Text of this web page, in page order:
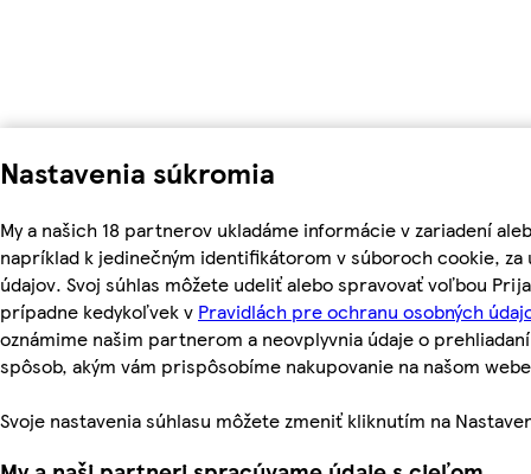
Nastavenia súkromia
My a našich 18 partnerov ukladáme informácie v zariadení
napríklad k jedinečným identifikátorom v súboroch cookie,
údajov. Svoj súhlas môžete udeliť alebo spravovať voľbou
prípadne kedykoľvek v Pravidlách pre ochranu osobných
oznámime našim partnerom a neovplyvnia údaje o
spôsob, akým vám prispôsobíme nakupovanie na našom
Svoje nastavenia súhlasu môžete zmeniť kliknutím na